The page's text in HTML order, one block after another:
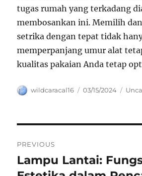
tugas rumah yang terkadang
membosankan ini. Memilih
setrika dengan tepat tidak
memperpanjang umur alat
kualitas pakaian Anda tetap
Author
wildcaracal16
Posted
03/15/2024
pos
PREVIOUS
Previous
post:
Lampu Lantai: